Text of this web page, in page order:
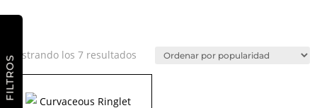
FILTROS
Mostrando los 7 resultados Ordenado